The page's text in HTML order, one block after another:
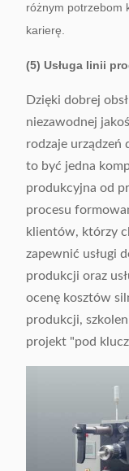
różnym potrzebom
karierę.
(5) Usługa linii
Dzięki dobrej
niezawodnej
rodzaje
to być jedna
produkcyjna od
procesu
klientów, którzy
zapewnić usługi
produkcji oraz
ocenę kosztów
produkcji,
projekt "pod